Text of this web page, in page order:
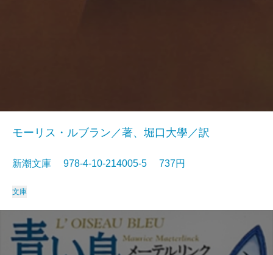
モーリス・ルブラン／著、堀口大學／訳
新潮文庫 978-4-10-214005-5 737円
文庫